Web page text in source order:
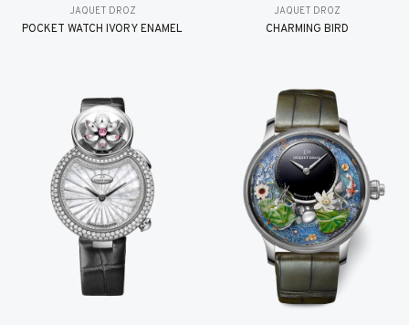
JAQUET DROZ
POCKET WATCH IVORY ENAMEL
JAQUET DROZ
CHARMING BIRD